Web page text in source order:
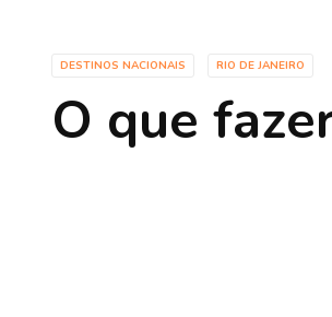
DESTINOS NACIONAIS RIO DE JANEIRO
O que